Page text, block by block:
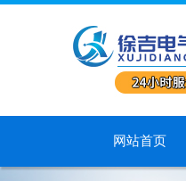
网站首页